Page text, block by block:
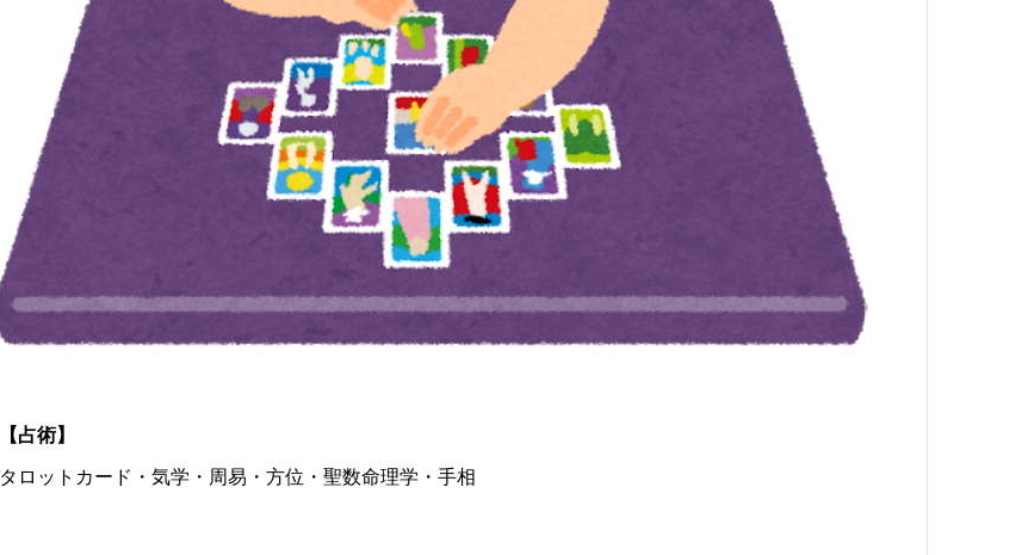
【占術】
タロットカード・気学・周易・方位・聖数命理学・手相